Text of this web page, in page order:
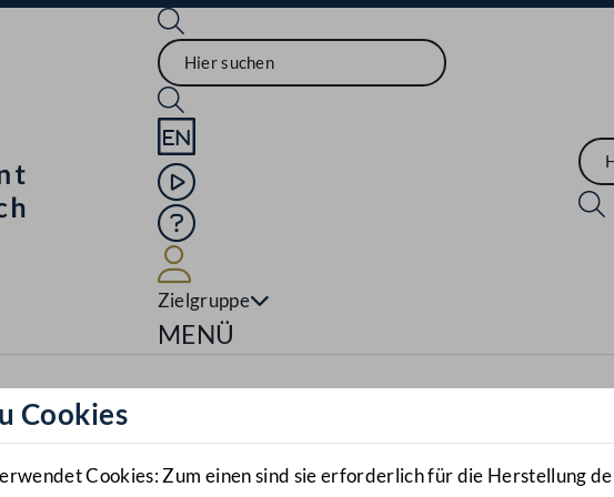
Sprache English
Mediathek
Hilfe
Zielgruppe
Navigationsmenü öffnen
MENÜ
Cookies
Cookies: Zum einen sind sie erforderlich für die Herstellung